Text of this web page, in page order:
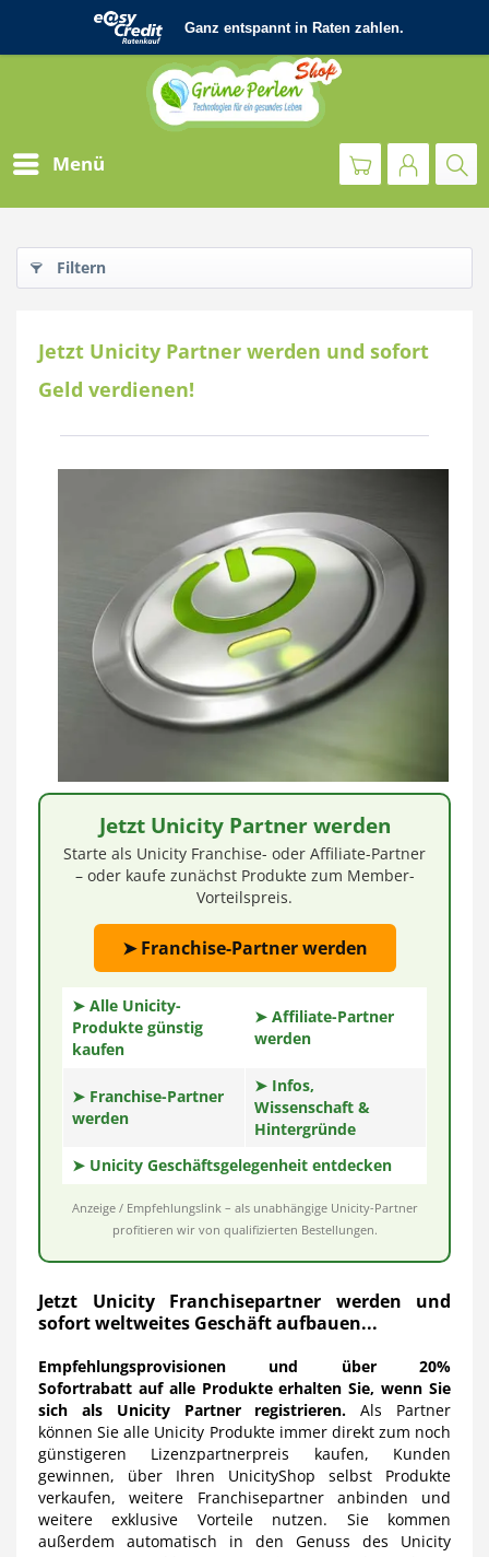
Menü
Filtern
Jetzt Unicity Partner werden und sofort
Geld verdienen!
Jetzt Unicity Partner werden
Starte als Unicity Franchise- oder Affiliate-Partner
– oder kaufe zunächst Produkte zum Member-
Vorteilspreis.
➤ Franchise-Partner werden
➤ Alle Unicity-
Produkte günstig
kaufen
➤ Affiliate-Partner
werden
➤ Franchise-Partner
werden
➤ Infos,
Wissenschaft &
Hintergründe
➤ Unicity Geschäftsgelegenheit entdecken
Anzeige / Empfehlungslink – als unabhängige Unicity-Partner
profitieren wir von qualifizierten Bestellungen.
Jetzt Unicity Franchisepartner werden und
sofort weltweites Geschäft aufbauen...
Empfehlungsprovisionen und über 20%
Sofortrabatt auf alle Produkte erhalten Sie, wenn Sie
sich als Unicity Partner registrieren.Als Partner
können Sie alle Unicity Produkte immer direkt zum noch
günstigeren Lizenzpartnerpreis kaufen, Kunden
gewinnen, über Ihren UnicityShop selbst Produkte
verkaufen, weitere Franchisepartner anbinden und
weitere exklusive Vorteile nutzen. Sie kommen
außerdem automatisch in den Genuss des Unicity